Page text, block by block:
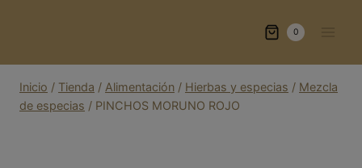
0
Inicio / Tienda / Alimentación / Hierbas y especias / Mezcla
de especias / PINCHOS MORUNO ROJO